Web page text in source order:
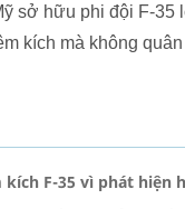
sở hữu phi đội F-
kích mà không
F-35 vì phát hiện